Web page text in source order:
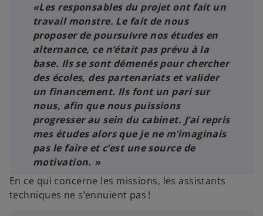
«Les responsables du projet ont fait un
travail monstre. Le fait de nous
proposer de poursuivre nos études en
alternance, ce n’était pas prévu à la
base. Ils se sont démenés pour chercher
des écoles, des partenariats et valider
un financement. Ils font un pari sur
nous, afin que nous puissions
progresser au sein du cabinet. J’ai repris
mes études alors que je ne m’imaginais
pas le faire et c’est une source de
motivation. »
En ce qui concerne les missions, les assistants
techniques ne s’ennuient pas !